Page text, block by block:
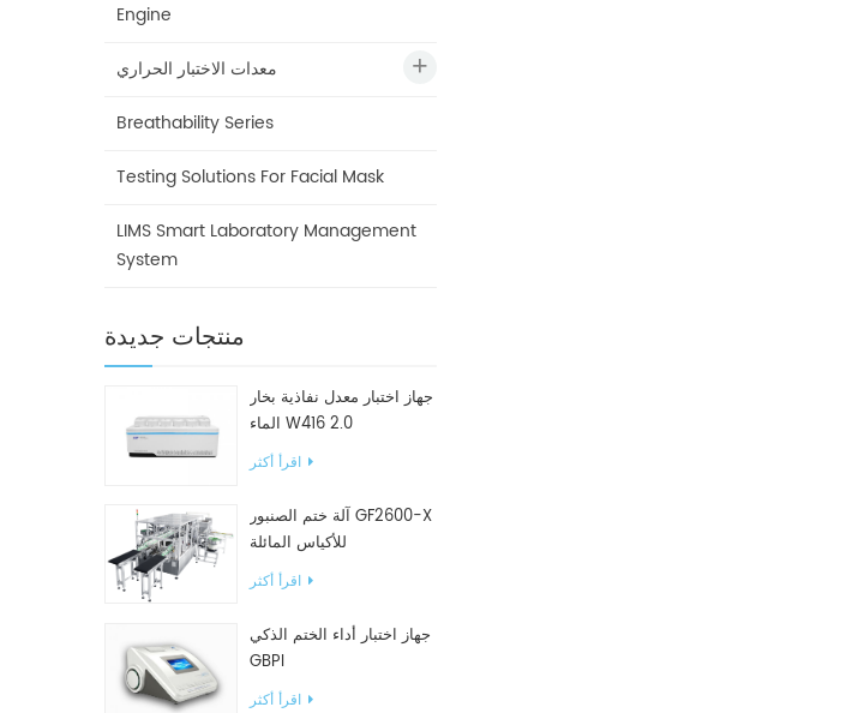
Engine
معدات الاختبار الحراري
Breathability Series
Testing Solutions For Facial Mask
LIMS Smart Laboratory Management
System
منتجات جديدة
جهاز اختبار معدل نفاذية بخار
الماء W416 2.0
اقرأ أكثر
آلة ختم الصنبور GF2600-X
للأكياس المائلة
اقرأ أكثر
جهاز اختبار أداء الختم الذكي
GBPI
اقرأ أكثر